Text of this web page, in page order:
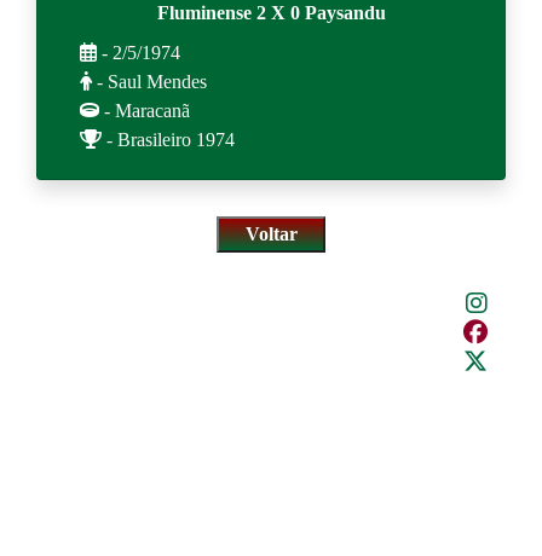
Fluminense 2 X 0 Paysandu
- 2/5/1974
- Saul Mendes
- Maracanã
- Brasileiro 1974